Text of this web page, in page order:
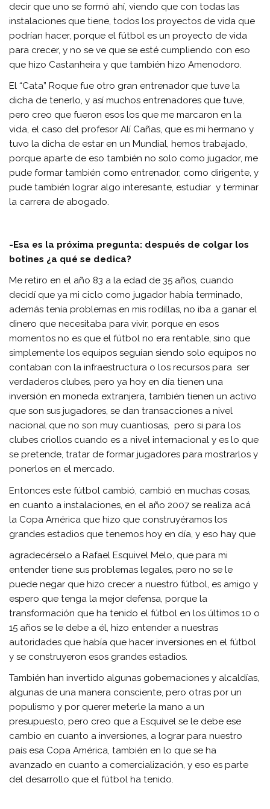
decir que uno se formó ahí, viendo que con todas las
instalaciones que tiene, todos los proyectos de vida que
podrían hacer, porque el fútbol es un proyecto de vida
para crecer, y no se ve que se esté cumpliendo con eso
que hizo Castanheira y que también hizo Amenodoro.
El “Cata” Roque fue otro gran entrenador que tuve la
dicha de tenerlo, y así muchos entrenadores que tuve,
pero creo que fueron esos los que me marcaron en la
vida, el caso del profesor Alí Cañas, que es mi hermano y
tuvo la dicha de estar en un Mundial, hemos trabajado,
porque aparte de eso también no solo como jugador, me
pude formar también como entrenador, como dirigente, y
pude también lograr algo interesante, estudiar y terminar
la carrera de abogado.
-Esa es la próxima pregunta: después de colgar los
botines ¿a qué se dedica?
Me retiro en el año 83 a la edad de 35 años, cuando
decidí que ya mi ciclo como jugador había terminado,
además tenía problemas en mis rodillas, no iba a ganar el
dinero que necesitaba para vivir, porque en esos
momentos no es que el fútbol no era rentable, sino que
simplemente los equipos seguían siendo solo equipos no
contaban con la infraestructura o los recursos para ser
verdaderos clubes, pero ya hoy en día tienen una
inversión en moneda extranjera, también tienen un activo
que son sus jugadores, se dan transacciones a nivel
nacional que no son muy cuantiosas, pero si para los
clubes criollos cuando es a nivel internacional y es lo que
se pretende, tratar de formar jugadores para mostrarlos y
ponerlos en el mercado.
Entonces este fútbol cambió, cambió en muchas cosas,
en cuanto a instalaciones, en el año 2007 se realiza acá
la Copa América que hizo que construyéramos los
grandes estadios que tenemos hoy en día, y eso hay que
agradecérselo a Rafael Esquivel Melo, que para mi
entender tiene sus problemas legales, pero no se le
puede negar que hizo crecer a nuestro fútbol, es amigo y
espero que tenga la mejor defensa, porque la
transformación que ha tenido el fútbol en los últimos 10 o
15 años se le debe a él, hizo entender a nuestras
autoridades que había que hacer inversiones en el fútbol
y se construyeron esos grandes estadios.
También han invertido algunas gobernaciones y alcaldías,
algunas de una manera consciente, pero otras por un
populismo y por querer meterle la mano a un
presupuesto, pero creo que a Esquivel se le debe ese
cambio en cuanto a inversiones, a lograr para nuestro
país esa Copa América, también en lo que se ha
avanzado en cuanto a comercialización, y eso es parte
del desarrollo que el fútbol ha tenido.